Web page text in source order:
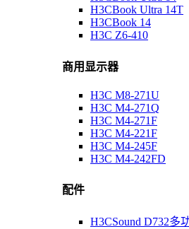
H3CBook Ultra 14T
H3CBook 14
H3C Z6-410
商用显示器
H3C M8-271U
H3C M4-271Q
H3C M4-271F
H3C M4-221F
H3C M4-245F
H3C M4-242FD
配件
H3CSound D732多